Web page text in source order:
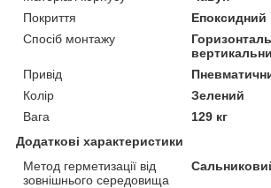
Покриття
Спосіб монтажу
Привід
Колір
Зелений
Вага
129 кг
Додаткові характеристики
Метод герметизації від
зовнішнього середовища